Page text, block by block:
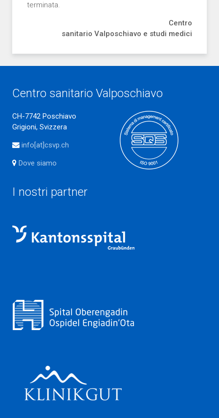
terminata.
Centro
sanitario Valposchiavo e studi medici
Centro sanitario Valposchiavo
CH-7742 Poschiavo
Grigioni, Svizzera
info[at]csvp.ch
Dove siamo
I nostri partner